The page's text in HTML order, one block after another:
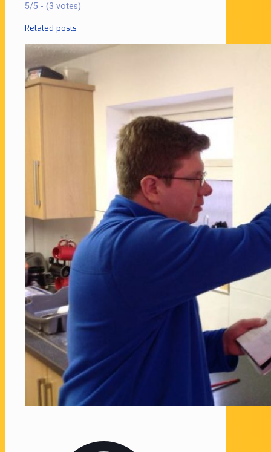
5/5 - (3 votes)
Related posts